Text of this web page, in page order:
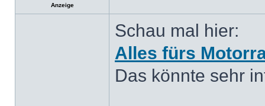
Anzeige
Schau mal hier:
Alles fürs
Das könnte sehr